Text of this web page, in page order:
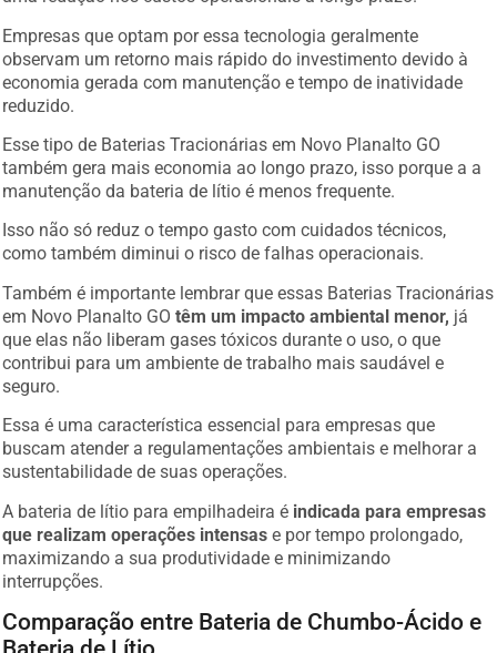
Empresas que optam por essa tecnologia geralmente
observam um retorno mais rápido do investimento devido à
economia gerada com manutenção e tempo de inatividade
reduzido.
Esse tipo de Baterias Tracionárias em Novo Planalto GO
também gera mais economia ao longo prazo, isso porque a a
manutenção da bateria de lítio é menos frequente.
Isso não só reduz o tempo gasto com cuidados técnicos,
como também diminui o risco de falhas operacionais.
Também é importante lembrar que essas Baterias Tracionárias
em Novo Planalto GOtêm um impacto ambiental menor, já
que elas não liberam gases tóxicos durante o uso, o que
contribui para um ambiente de trabalho mais saudável e
seguro.
Essa é uma característica essencial para empresas que
buscam atender a regulamentações ambientais e melhorar a
sustentabilidade de suas operações.
A bateria de lítio para empilhadeira é indicada para empresas
que realizam operações intensas e por tempo prolongado,
maximizando a sua produtividade e minimizando
interrupções.
Comparação entre Bateria de Chumbo-Ácido e